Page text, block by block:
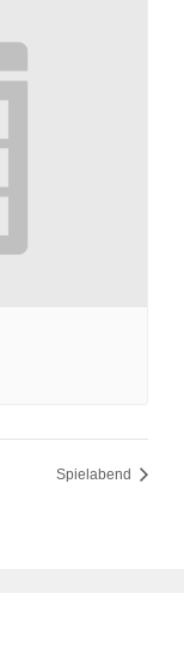
Spielabend